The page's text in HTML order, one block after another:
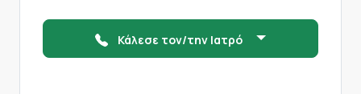
Κάλεσε τον/την Ιατρό